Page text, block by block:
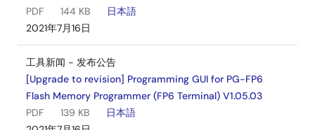
PDF
144 KB
日本語
2021年7月16日
工具新闻 - 发布公告
[Upgrade to revision] Programming GUI for PG-FP6
Flash Memory Programmer (FP6 Terminal) V1.05.03
PDF
139 KB
日本語